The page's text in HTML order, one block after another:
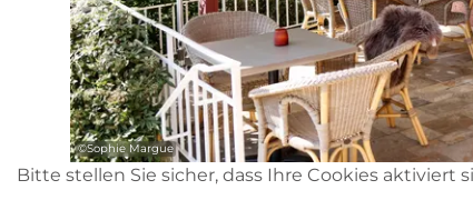
©Sophie Margue
Bitte stellen Sie sicher, dass Ihre Cookies aktiviert